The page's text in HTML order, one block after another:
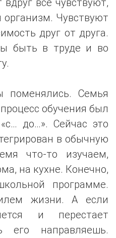
Чувствуют
друг от друга.
быть в труде и во
поменялись. Семья
обучения был
до…». Сейчас это
в обычную
что-то изучаем,
на кухне. Конечно,
программе.
жизни. А если
и перестает
его направляешь.